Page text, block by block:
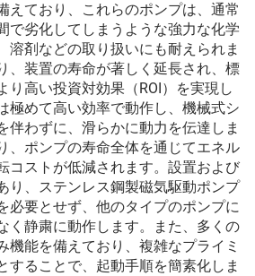
えており、これらのポンプは、通常
で劣化してしまうような強力な化学
溶剤などの取り扱いにも耐えられま
、装置の寿命が著しく延長され、標
り高い投資対効果（ROI）を実現し
極めて高い効率で動作し、機械式シ
伴わずに、滑らかに動力を伝達しま
、ポンプの寿命全体を通じてエネル
コストが低減されます。設置および
り、ステンレス鋼製磁気駆動ポンプ
必要とせず、他のタイプのポンプに
く静粛に動作します。また、多くの
機能を備えており、複雑なプライミ
することで、起動手順を簡素化しま